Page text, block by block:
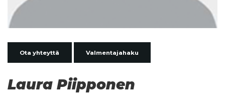
Ota yhteyttä Valmentajahaku
Laura Piipponen